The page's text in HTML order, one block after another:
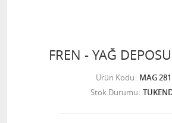
FREN - YAĞ
Ürün Kodu MAG 281
Stok Durumu